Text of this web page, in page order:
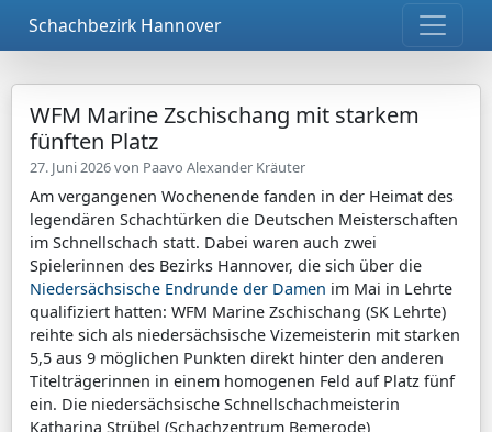
Schachbezirk Hannover
WFM Marine Zschischang mit starkem
fünften Platz
27. Juni 2026 von Paavo Alexander Kräuter
Am vergangenen Wochenende fanden in der Heimat des
legendären Schachtürken die Deutschen Meisterschaften
im Schnellschach statt. Dabei waren auch zwei
Spielerinnen des Bezirks Hannover, die sich über die
Niedersächsische Endrunde der Damen im Mai in Lehrte
qualifiziert hatten: WFM Marine Zschischang (SK Lehrte)
reihte sich als niedersächsische Vizemeisterin mit starken
5,5 aus 9 möglichen Punkten direkt hinter den anderen
Titelträgerinnen in einem homogenen Feld auf Platz fünf
ein. Die niedersächsische Schnellschachmeisterin
Katharina Strübel (Schachzentrum Bemerode)